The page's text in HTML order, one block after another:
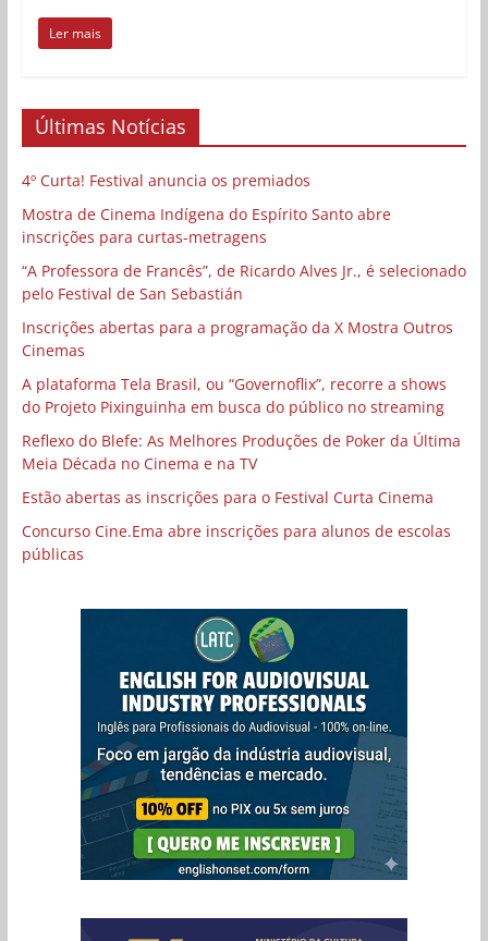
Ler mais
Últimas Notícias
4º Curta! Festival anuncia os premiados
Mostra de Cinema Indígena do Espírito Santo abre
inscrições para curtas-metragens
“A Professora de Francês”, de Ricardo Alves Jr., é selecionado
pelo Festival de San Sebastián
Inscrições abertas para a programação da X Mostra Outros
Cinemas
A plataforma Tela Brasil, ou “Governoflix”, recorre a shows
do Projeto Pixinguinha em busca do público no streaming
Reflexo do Blefe: As Melhores Produções de Poker da Última
Meia Década no Cinema e na TV
Estão abertas as inscrições para o Festival Curta Cinema
Concurso Cine.Ema abre inscrições para alunos de escolas
públicas